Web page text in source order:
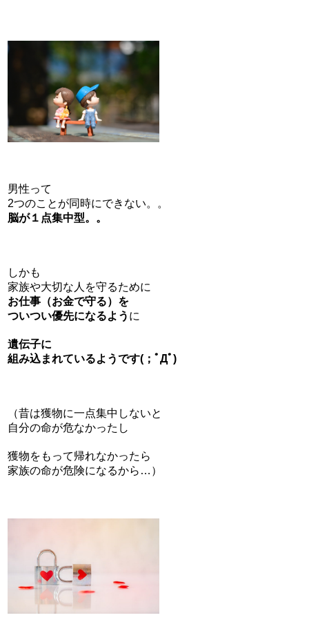
男性って
2つのことが同時にできない。。
脳が１点集中型。。
しかも
家族や大切な人を守るために
お仕事（お金で守る）を
ついつい優先になるよう に
遺伝子に
組み込まれているようです(；ﾟДﾟ)
（昔は獲物に一点集中しないと
自分の命が危なかったし
獲物をもって帰れなかったら
家族の命が危険になるから…）